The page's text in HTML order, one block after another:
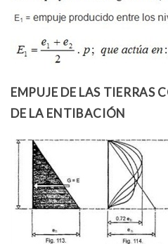
EMPUJE DE LAS TIERRAS
DE LA ENTIBACIÓN